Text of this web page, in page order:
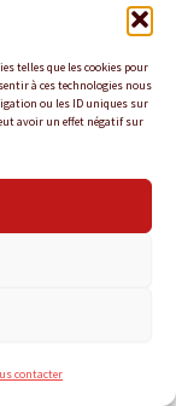
telles que les cookies pour
à ces technologies nous
ou les ID uniques sur
avoir un effet négatif sur
contacter
du